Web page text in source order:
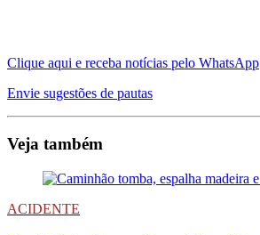
Clique aqui e receba notícias pelo WhatsApp
Envie sugestões de pautas
Veja também
ACIDENTE